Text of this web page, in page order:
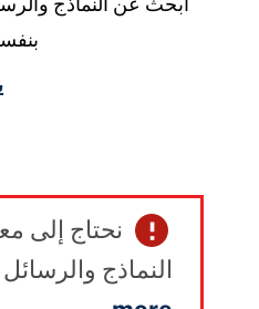
بنفسك
نحتاج إلى
النماذج والرسائل